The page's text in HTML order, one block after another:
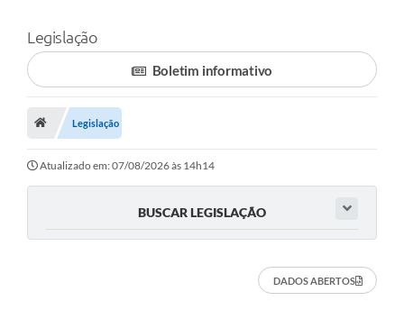
Legislação
Boletim informativo
Legislação
Atualizado em: 07/08/2026 às 14h14
BUSCAR LEGISLAÇÃO
DADOS ABERTOS